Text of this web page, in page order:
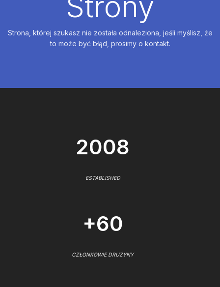
Strona, której szukasz nie została odnaleziona, jeśli myślisz, że
to może być błąd, prosimy o kontakt.
2008
ESTABLISHED
+60
CZŁONKOWIE DRUŻYNY